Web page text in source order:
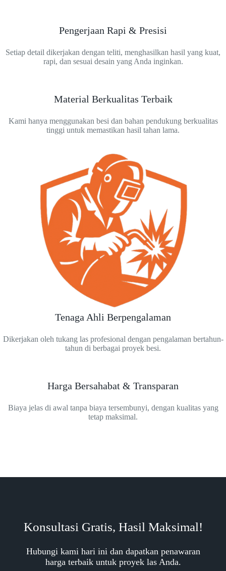
Pengerjaan Rapi & Presisi
Setiap detail dikerjakan dengan teliti, menghasilkan hasil yang kuat,
rapi, dan sesuai desain yang Anda inginkan.
Material Berkualitas Terbaik
Kami hanya menggunakan besi dan bahan pendukung berkualitas
tinggi untuk memastikan hasil tahan lama.
Tenaga Ahli Berpengalaman
Dikerjakan oleh tukang las profesional dengan pengalaman bertahun-
tahun di berbagai proyek besi.
Harga Bersahabat & Transparan
Biaya jelas di awal tanpa biaya tersembunyi, dengan kualitas yang
tetap maksimal.
Konsultasi Gratis, Hasil Maksimal!
Hubungi kami hari ini dan dapatkan penawaran
harga terbaik untuk proyek las Anda.